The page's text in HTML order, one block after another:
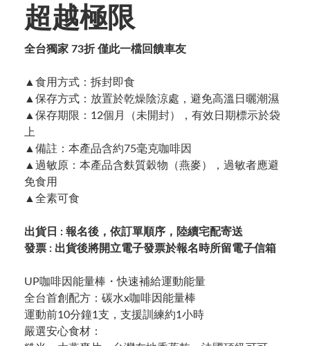
超越極限
全台獨家 73折 僅此一檔回饋車友
▲食用方式：拆封即食
▲保存方式：放置於乾燥陰涼處，避免高溫日曬潮濕
▲保存期限：12個月（未開封），有效日期標示於袋
上
▲備註：本產品含約75毫克咖啡因
▲過敏原：本產品含麩質穀物（燕麥），過敏者應避
免食用
▲全素可食
出貨日 : 報名後，依訂單順序，陸續宅配寄送
發票 : 出貨後將開立電子發票於報名時所留電子信箱
UP咖啡因能量棒・快速補給運動能量
全台首創配方：碳水x咖啡因能量棒
運動前10分鐘1支，支援訓練約1小時
嚴選安心食材：